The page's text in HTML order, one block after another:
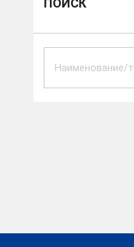
ПОИСК